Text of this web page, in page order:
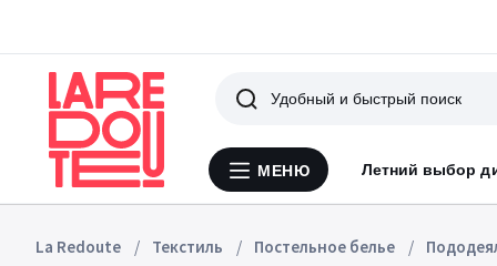
Меню
МЕНЮ Летний выбор
Поиск
La Redoute Текстиль Постельное белье